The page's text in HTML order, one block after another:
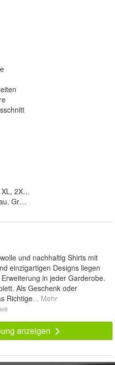
und nachhaltig Shirts mit
einzigartigen Designs liegen
in jeder Garderobe.
Als Geschenk oder
Richtige... Mehr
anzeigen